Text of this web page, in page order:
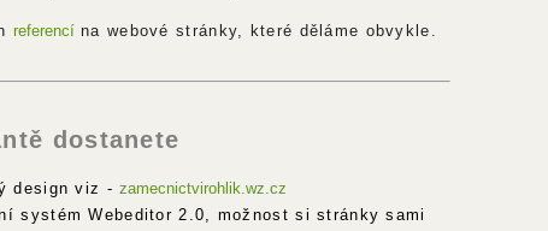
referencína webové stránky, které děláme obvykle.
dostanete
design viz -zamecnictvirohlik.wz.cz
systém Webeditor 2.0, možnost si stránky sami